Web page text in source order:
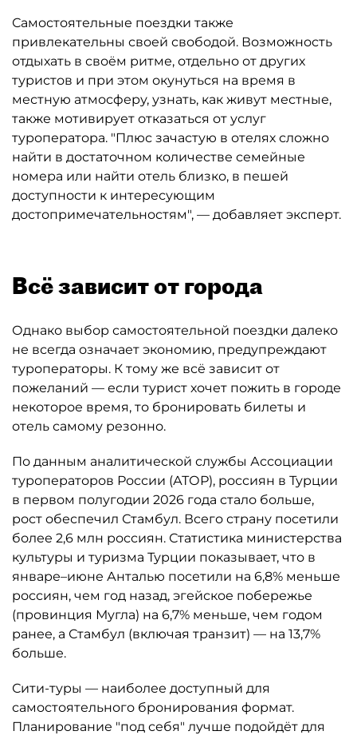
Самостоятельные поездки также
привлекательны своей свободой. Возможность
отдыхать в своём ритме, отдельно от других
туристов и при этом окунуться на время в
местную атмосферу, узнать, как живут местные,
также мотивирует отказаться от услуг
туроператора. "Плюс зачастую в отелях сложно
найти в достаточном количестве семейные
номера или найти отель близко, в пешей
доступности к интересующим
достопримечательностям", — добавляет эксперт.
Всё зависит от города
Однако выбор самостоятельной поездки далеко
не всегда означает экономию, предупреждают
туроператоры. К тому же всё зависит от
пожеланий — если турист хочет пожить в городе
некоторое время, то бронировать билеты и
отель самому резонно.
По данным аналитической службы Ассоциации
туроператоров России (АТОР), россиян в Турции
в первом полугодии 2026 года стало больше,
рост обеспечил Стамбул. Всего страну посетили
более 2,6 млн россиян. Статистика министерства
культуры и туризма Турции показывает, что в
январе–июне Анталью посетили на 6,8% меньше
россиян, чем год назад, эгейское побережье
(провинция Мугла) на 6,7% меньше, чем годом
ранее, а Стамбул (включая транзит) — на 13,7%
больше.
Сити-туры — наиболее доступный для
самостоятельного бронирования формат.
Планирование "под себя" лучше подойдёт для